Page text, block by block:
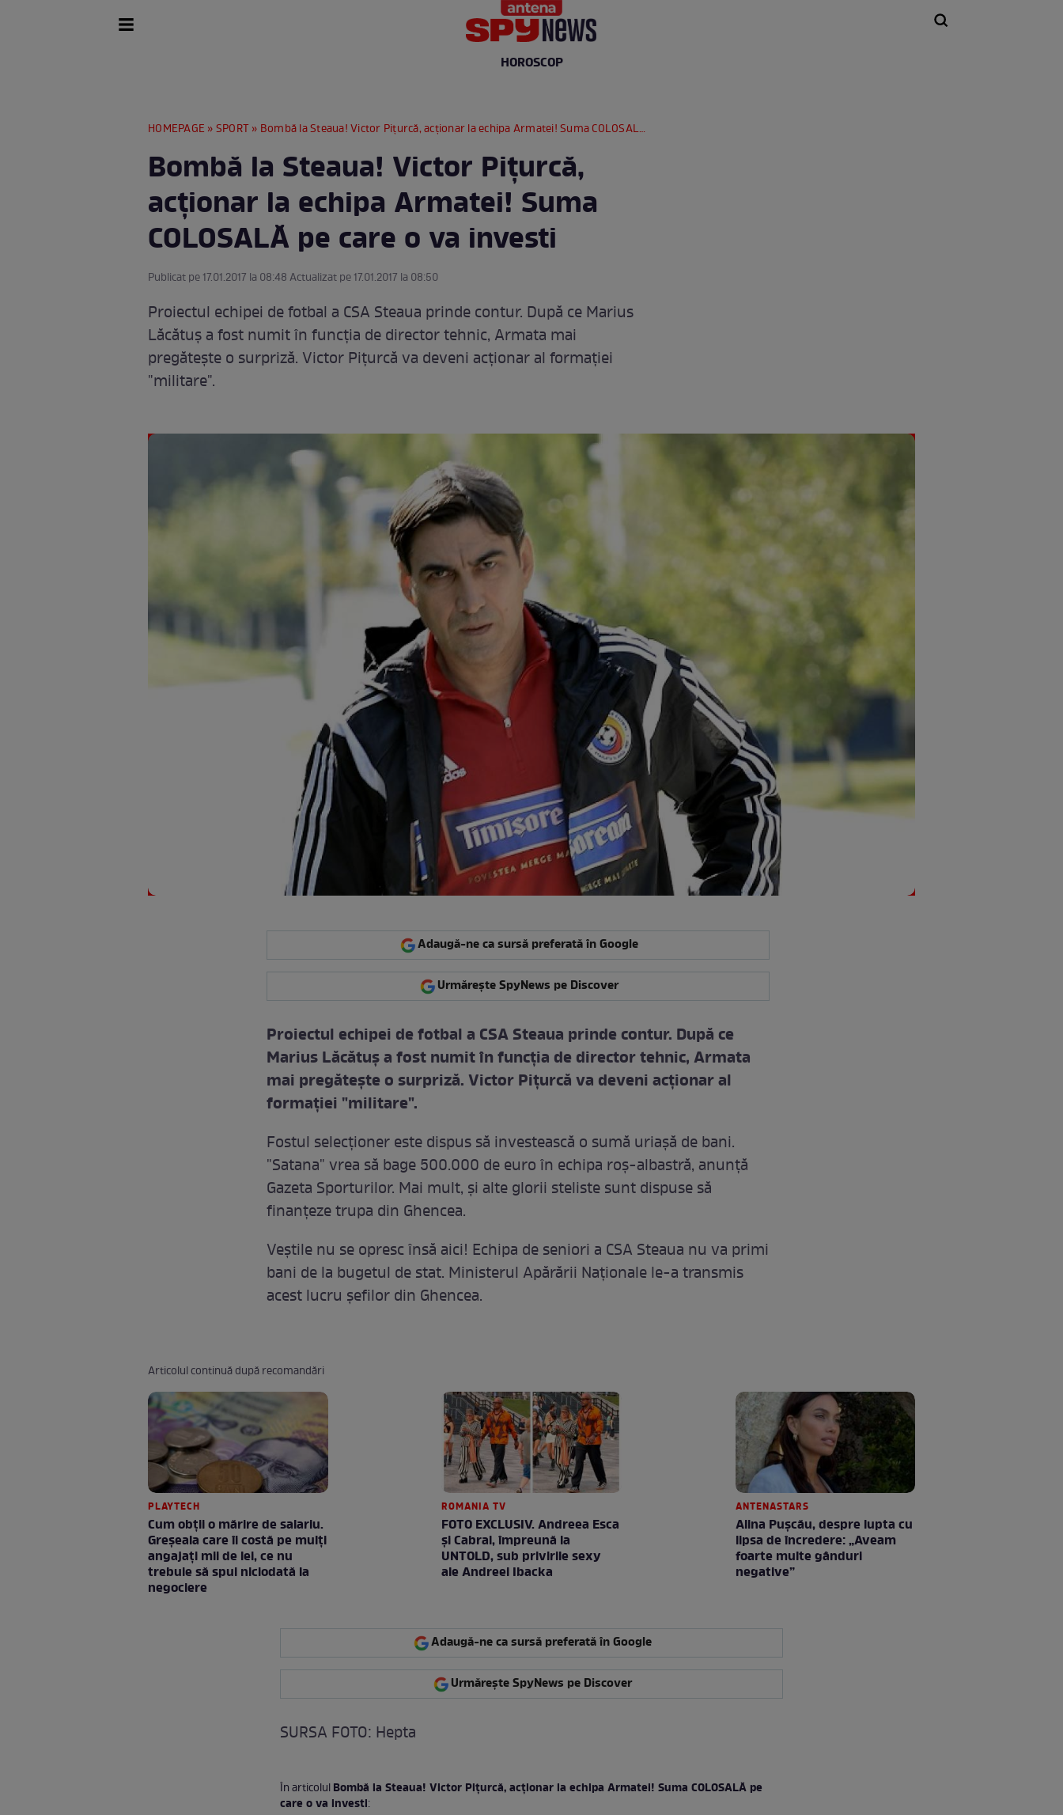
HOROSCOP
HOMEPAGE »SPORT» Bombă la Steaua! Victor Pițurcă, acționar la echipa Armatei! Suma COLOSALĂ pe care o va investi
Bombă la Steaua! Victor Pițurcă,
acționar la echipa Armatei! Suma
COLOSALĂ pe care o va investi
Publicat pe 17.01.2017 la 08:48 Actualizat pe 17.01.2017 la 08:50
Proiectul echipei de fotbal a CSA Steaua prinde contur. După ce Marius
Lăcătuș a fost numit în funcția de director tehnic, Armata mai
pregătește o surpriză. Victor Pițurcă va deveni acționar al formației
"militare".
Adaugă-ne ca sursă preferată în Google
Urmărește SpyNews pe Discover
Proiectul echipei de fotbal a CSA Steaua prinde contur. După ce
Marius Lăcătuș a fost numit în funcția de director tehnic, Armata
mai pregătește o surpriză. Victor Pițurcă va deveni acționar al
formației "militare".
Fostul selecționer este dispus să investească o sumă uriașă de bani.
"Satana" vrea să bage 500.000 de euro în echipa roș-albastră, anunță
Gazeta Sporturilor. Mai mult, și alte glorii steliste sunt dispuse să
finanțeze trupa din Ghencea.
Veștile nu se opresc însă aici! Echipa de seniori a CSA Steaua nu va primi
bani de la bugetul de stat. Ministerul Apărării Naționale le-a transmis
acest lucru șefilor din Ghencea.
Articolul continuă după recomandări
PLAYTECH
Cum obții o mărire de salariu.
Greșeala care îi costă pe mulți
angajați mii de lei, ce nu
trebuie să spui niciodată la
negociere
ROMANIA TV
FOTO EXCLUSIV. Andreea Esca
şi Cabral, împreună la
UNTOLD, sub privirile sexy
ale Andreei Ibacka
ANTENASTARS
Alina Pușcău, despre lupta cu
lipsa de încredere: „Aveam
foarte multe gânduri
negative”
Adaugă-ne ca sursă preferată în Google
Urmărește SpyNews pe Discover
SURSA FOTO: Hepta
În articolulBombă la Steaua! Victor Pițurcă, acționar la echipa Armatei! Suma COLOSALĂ pe
care o va investi: